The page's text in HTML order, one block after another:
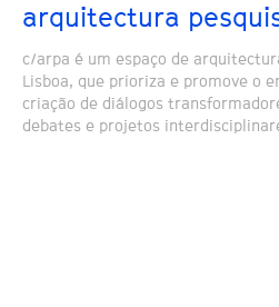
arquitectura
c/arpa é um espaço de
Lisboa, que prioriza e promove o
criação de diálogos
debates e projetos